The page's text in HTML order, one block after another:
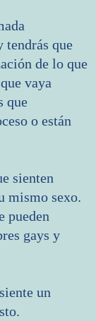
tendrás que
de lo que
vaya
que
o están
sienten
mismo sexo.
pueden
gays y
un